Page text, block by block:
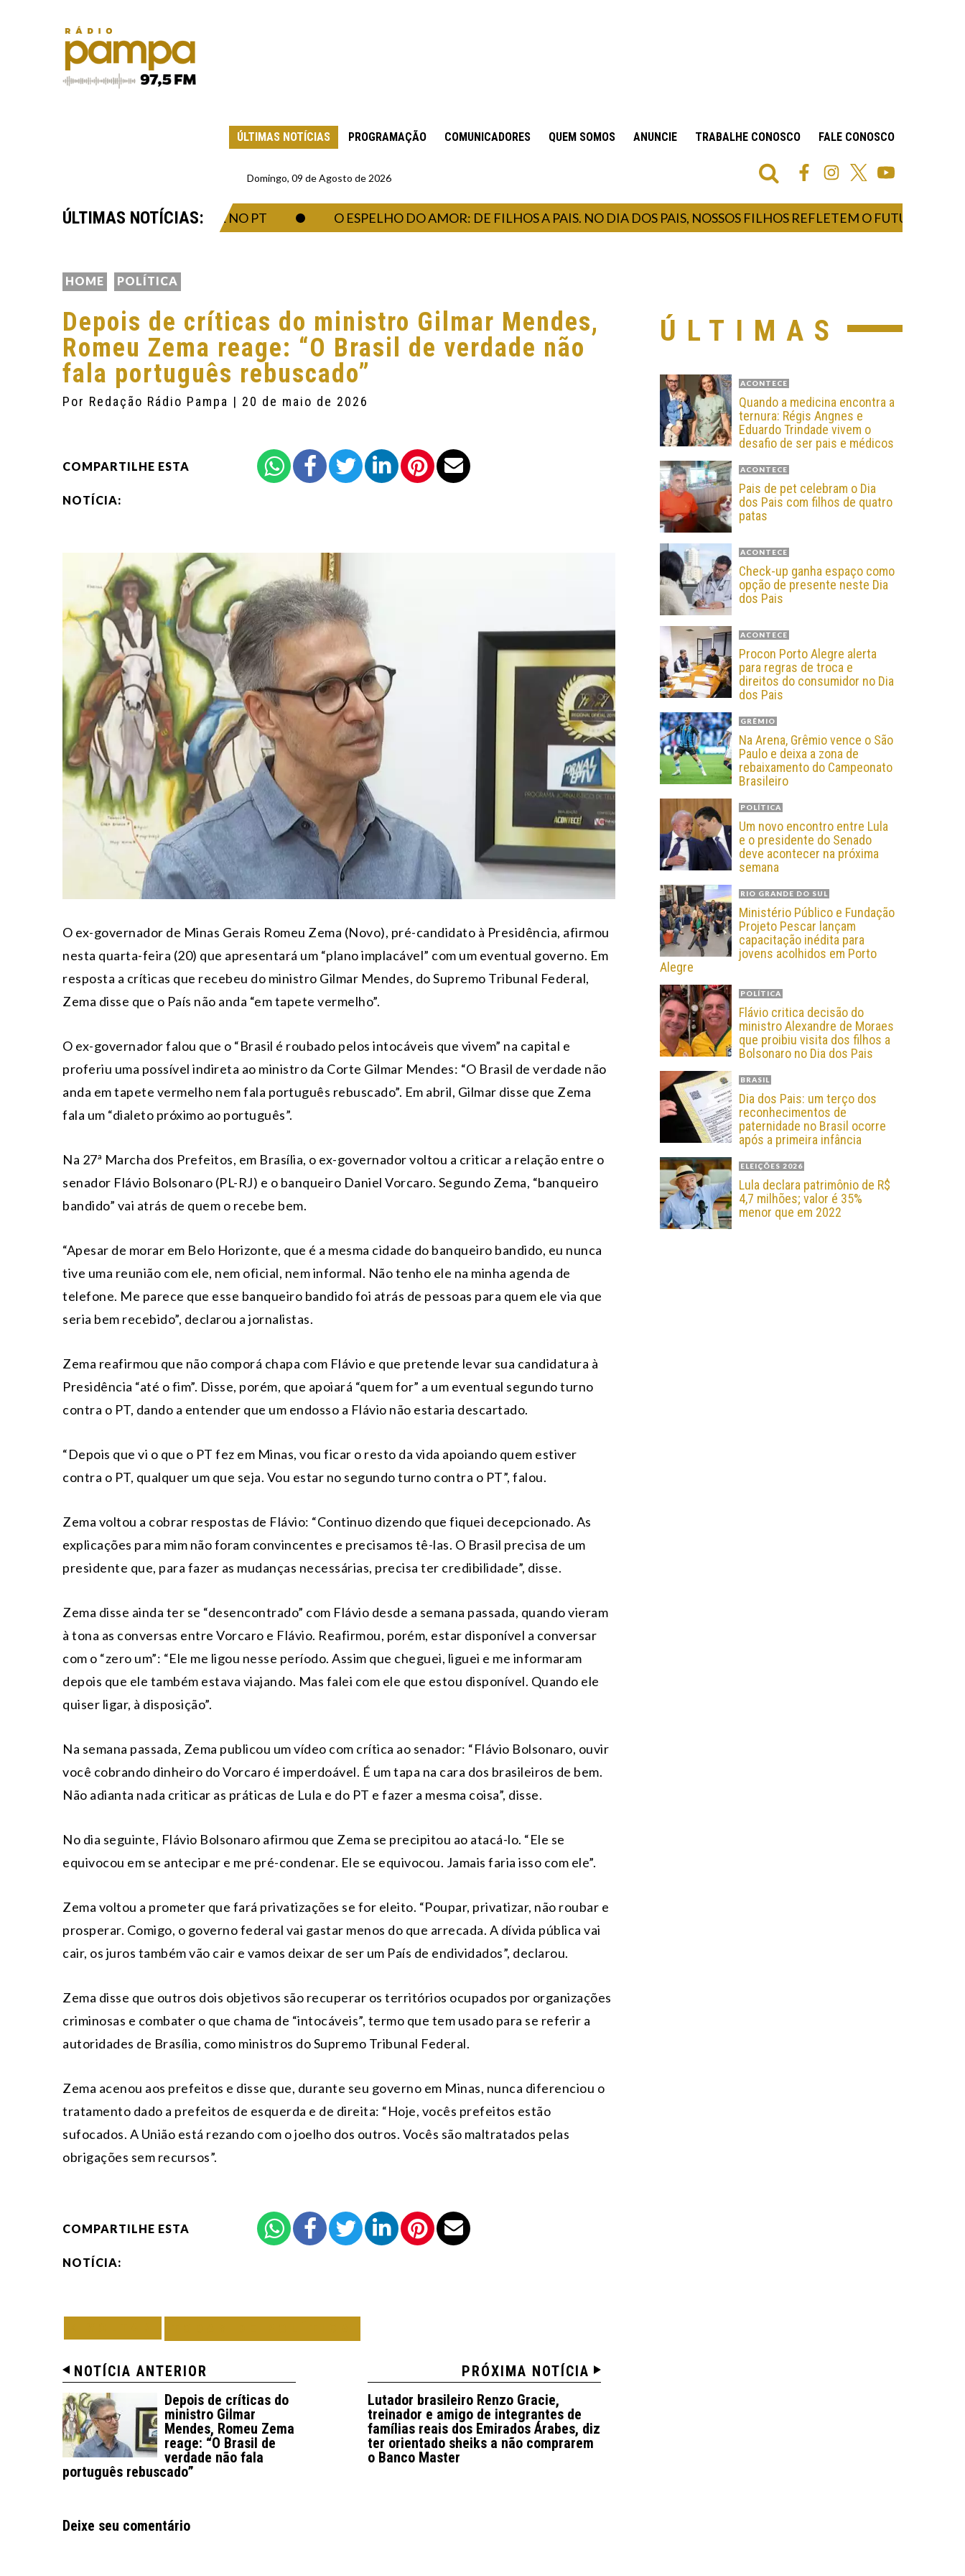
ÚLTIMAS NOTÍCIAS PROGRAMAÇÃO COMUNICADORES QUEM SOMOS ANUNCIE TRABALHE CONOSCO FALE CONOSCO
Domingo, 09 de Agosto de 2026
ÚLTIMAS NOTÍCIAS:
AVAL PARA TRABALHAR NO PT O ESPELHO DO AMOR: DE FILHOS A PAIS. NO DIA DOS PAIS, NOSSOS FILHOS REFLETEM O FUTURO E NOS
HOME POLÍTICA
Depois de críticas do ministro Gilmar Mendes,
Romeu Zema reage: “O Brasil de verdade não
fala português rebuscado”
Por Redação Rádio Pampa | 20 de maio de 2026
COMPARTILHE ESTA
NOTÍCIA:
O ex-governador de Minas Gerais Romeu Zema (Novo), pré-candidato à Presidência, afirmou
nesta quarta-feira (20) que apresentará um “plano implacável” com um eventual governo. Em
resposta a críticas que recebeu do ministro Gilmar Mendes, do Supremo Tribunal Federal,
Zema disse que o País não anda “em tapete vermelho”.
O ex-governador falou que o “Brasil é roubado pelos intocáveis que vivem” na capital e
proferiu uma possível indireta ao ministro da Corte Gilmar Mendes: “O Brasil de verdade não
anda em tapete vermelho nem fala português rebuscado”. Em abril, Gilmar disse que Zema
fala um “dialeto próximo ao português”.
Na 27ª Marcha dos Prefeitos, em Brasília, o ex-governador voltou a criticar a relação entre o
senador Flávio Bolsonaro (PL-RJ) e o banqueiro Daniel Vorcaro. Segundo Zema, “banqueiro
bandido” vai atrás de quem o recebe bem.
“Apesar de morar em Belo Horizonte, que é a mesma cidade do banqueiro bandido, eu nunca
tive uma reunião com ele, nem oficial, nem informal. Não tenho ele na minha agenda de
telefone. Me parece que esse banqueiro bandido foi atrás de pessoas para quem ele via que
seria bem recebido”, declarou a jornalistas.
Zema reafirmou que não comporá chapa com Flávio e que pretende levar sua candidatura à
Presidência “até o fim”. Disse, porém, que apoiará “quem for” a um eventual segundo turno
contra o PT, dando a entender que um endosso a Flávio não estaria descartado.
“Depois que vi o que o PT fez em Minas, vou ficar o resto da vida apoiando quem estiver
contra o PT, qualquer um que seja. Vou estar no segundo turno contra o PT”, falou.
Zema voltou a cobrar respostas de Flávio: “Continuo dizendo que fiquei decepcionado. As
explicações para mim não foram convincentes e precisamos tê-las. O Brasil precisa de um
presidente que, para fazer as mudanças necessárias, precisa ter credibilidade”, disse.
Zema disse ainda ter se “desencontrado” com Flávio desde a semana passada, quando vieram
à tona as conversas entre Vorcaro e Flávio. Reafirmou, porém, estar disponível a conversar
com o “zero um”: “Ele me ligou nesse período. Assim que cheguei, liguei e me informaram
depois que ele também estava viajando. Mas falei com ele que estou disponível. Quando ele
quiser ligar, à disposição”.
Na semana passada, Zema publicou um vídeo com crítica ao senador: “Flávio Bolsonaro, ouvir
você cobrando dinheiro do Vorcaro é imperdoável. É um tapa na cara dos brasileiros de bem.
Não adianta nada criticar as práticas de Lula e do PT e fazer a mesma coisa”, disse.
No dia seguinte, Flávio Bolsonaro afirmou que Zema se precipitou ao atacá-lo. “Ele se
equivocou em se antecipar e me pré-condenar. Ele se equivocou. Jamais faria isso com ele”.
Zema voltou a prometer que fará privatizações se for eleito. “Poupar, privatizar, não roubar e
prosperar. Comigo, o governo federal vai gastar menos do que arrecada. A dívida pública vai
cair, os juros também vão cair e vamos deixar de ser um País de endividados”, declarou.
Zema disse que outros dois objetivos são recuperar os territórios ocupados por organizações
criminosas e combater o que chama de “intocáveis”, termo que tem usado para se referir a
autoridades de Brasília, como ministros do Supremo Tribunal Federal.
Zema acenou aos prefeitos e disse que, durante seu governo em Minas, nunca diferenciou o
tratamento dado a prefeitos de esquerda e de direita: “Hoje, vocês prefeitos estão
sufocados. A União está rezando com o joelho dos outros. Vocês são maltratados pelas
obrigações sem recursos”.
COMPARTILHE ESTA
NOTÍCIA:
NOTÍCIA ANTERIOR
Depois de críticas do
ministro Gilmar
Mendes, Romeu Zema
reage: “O Brasil de
verdade não fala
português rebuscado”
PRÓXIMA NOTÍCIA
Lutador brasileiro Renzo Gracie,
treinador e amigo de integrantes de
famílias reais dos Emirados Árabes, diz
ter orientado sheiks a não comprarem
o Banco Master
Deixe seu comentário
ÚLTIMAS
ACONTECE
Quando a medicina encontra a
ternura: Régis Angnes e
Eduardo Trindade vivem o
desafio de ser pais e médicos
ACONTECE
Pais de pet celebram o Dia
dos Pais com filhos de quatro
patas
ACONTECE
Check-up ganha espaço como
opção de presente neste Dia
dos Pais
ACONTECE
Procon Porto Alegre alerta
para regras de troca e
direitos do consumidor no Dia
dos Pais
GRÊMIO
Na Arena, Grêmio vence o São
Paulo e deixa a zona de
rebaixamento do Campeonato
Brasileiro
POLÍTICA
Um novo encontro entre Lula
e o presidente do Senado
deve acontecer na próxima
semana
RIO GRANDE DO SUL
Ministério Público e Fundação
Projeto Pescar lançam
capacitação inédita para
jovens acolhidos em Porto
Alegre
POLÍTICA
Flávio critica decisão do
ministro Alexandre de Moraes
que proibiu visita dos filhos a
Bolsonaro no Dia dos Pais
BRASIL
Dia dos Pais: um terço dos
reconhecimentos de
paternidade no Brasil ocorre
após a primeira infância
ELEIÇÕES 2026
Lula declara patrimônio de R$
4,7 milhões; valor é 35%
menor que em 2022